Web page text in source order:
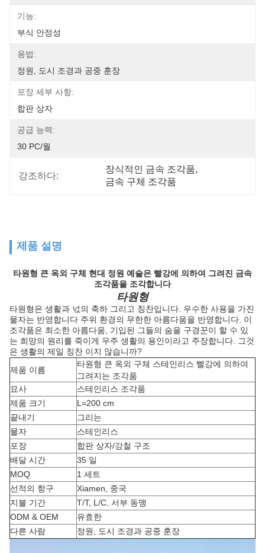
기능:
부식 안정성
용법:
정원, 도시 조경과 공중 훈장
포장 세부 사항:
합판 상자
공급 능력:
30 PC/월
강조하다:
장식적인 금속 조각품,
금속 구체 조각품
제품 설명
타원형 큰 옥외 구체 현대 정원 예술은 빨강에 의하여 그려진 금속
조각품을 조각합니다
타원형
타원형은 생활과 넋의 축하 그리고 칭찬입니다. 우수한 사용을 가진
물자는 반영합니다 주위 환경의 무한한 아름다움을 반영합니다. 이
조각품은 최소한 아름다움, 기입된 그들의 숨을 구경꾼이 할 수 있
는 희망의 원리를 죽이게 우주 생활의 용인이라고 주장합니다. 그것
은 생활의 제일 칭찬 이지 않습니까?
제품 이름
타원형 큰 옥외 구체 스테인리스 빨강에 의하여
그려지는 조각품
묘사
스테인리스 조각품
제품 크기
L=200 cm
끝내기
그리는
물자
스테인리스
포장
합판 상자/강철 구조
배달 시간
35 일
MOQ
1 세트
선적의 항구
Xiamen, 중국
지불 기간
T/T, L/C, 서부 동맹
ODM & OEM
유효한
다른 사람
정원, 도시 조경과 공중 훈장